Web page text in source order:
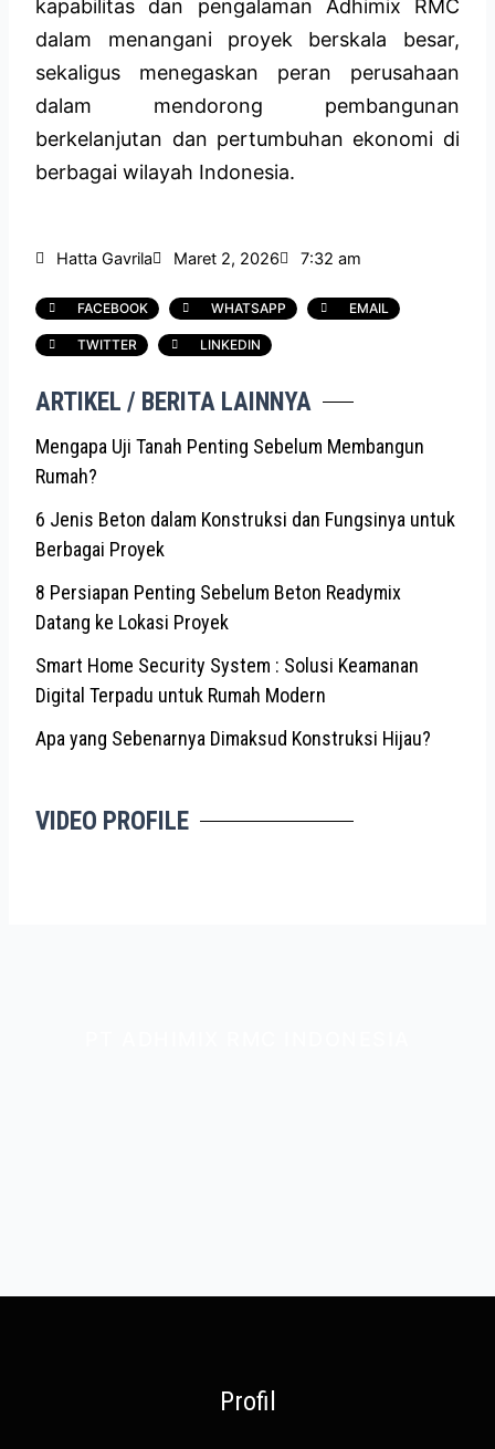
kapabilitas dan pengalaman Adhimix RMC
dalam menangani proyek berskala besar,
sekaligus menegaskan peran perusahaan
dalam mendorong pembangunan
berkelanjutan dan pertumbuhan ekonomi di
berbagai wilayah Indonesia.
Hatta Gavrila Maret 2, 2026 7:32 am
FACEBOOK WHATSAPP EMAIL
TWITTER LINKEDIN
ARTIKEL / BERITA LAINNYA
Mengapa Uji Tanah Penting Sebelum Membangun
Rumah?
6 Jenis Beton dalam Konstruksi dan Fungsinya untuk
Berbagai Proyek
8 Persiapan Penting Sebelum Beton Readymix
Datang ke Lokasi Proyek
Smart Home Security System : Solusi Keamanan
Digital Terpadu untuk Rumah Modern
Apa yang Sebenarnya Dimaksud Konstruksi Hijau?
VIDEO PROFILE
Profil